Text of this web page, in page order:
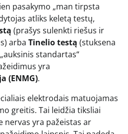
pasakymo „man tirpsta
atliks keletą testų,
(prašys sulenkti riešus ir
arba Tinelio testą (stuksena
standartas“
yra
(ENMG).
elektrodais matuojamas
greitis. Tai leidžia tiksliai
nervas yra pažeistas ar